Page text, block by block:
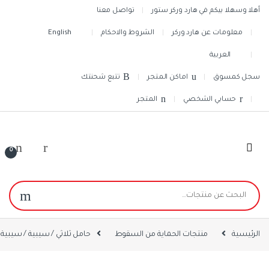
Skip to navigation
Skip to content
أهلا وسهلا بيكم في هارد وركر ستور تواصل معنا
معلومات عن هارد وركر الشروط والاحكام English
العربية
سجل كمسوق اماكن المتجر تتبع شحنتك
حسابي الشخصي المتجر
0
البحث عن:
الرئيسية منتجات الحماية من السقوط حامل ثلاثي / سيبية / سيبية